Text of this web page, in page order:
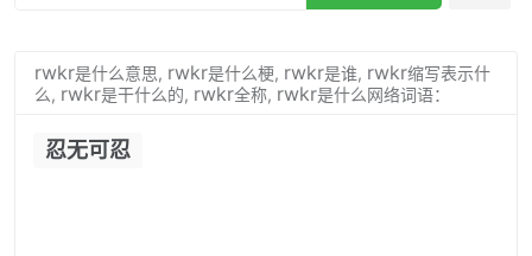
rwkr是什么意思, rwkr是什么梗, rwkr是谁, rwkr缩写表示什
么, rwkr是干什么的, rwkr全称, rwkr是什么网络词语：
忍无可忍